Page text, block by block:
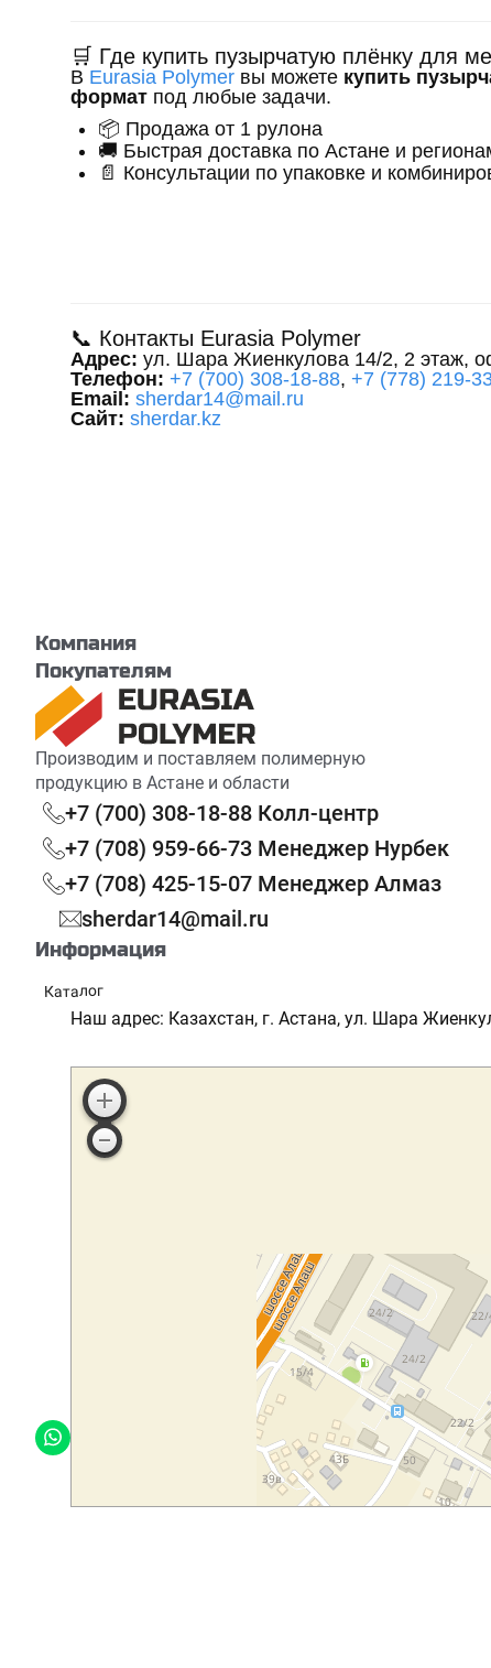
🛒 Где купить пузырчатую плёнку для
В Eurasia Polymer вы можете купить
формат под любые задачи.
📦 Продажа от 1 рулона
🚚 Быстрая доставка по Астане и
📄 Консультации по упаковке и
📞 Контакты Eurasia Polymer
Адрес: ул. Шара Жиенкулова 14/2, 2 этаж,
Телефон: +7 (700) 308-18-88, +7 (778) 219-
Email: sherdar14@mail.ru
Сайт: sherdar.kz
Компания
Покупателям
Производим и поставляем полимерную
продукцию в Астане и области
+7 (700) 308-18-88 Колл-центр
+7 (708) 959-66-73 Менеджер Нурбек
+7 (708) 425-15-07 Менеджер Алмаз
sherdar14@mail.ru
Информация
Каталог
Реквизиты
Партнерская программа
Доставка и оплата
Скидки и акции
Блог
Наш адрес: Казахстан, г. Астана, ул. Шара